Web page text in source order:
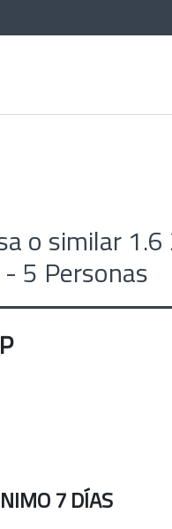
o similar
5 Personas
7 DÍAS